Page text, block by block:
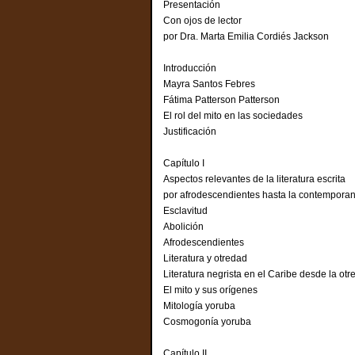
Presentación
Con ojos de lector
por Dra. Marta Emilia Cordiés Jackson
Introducción
Mayra Santos Febres
Fátima Patterson Patterson
El rol del mito en las sociedades
Justificación
Capítulo I
Aspectos relevantes de la literatura escrita
por afrodescendientes hasta la
Esclavitud
Abolición
Afrodescendientes
Literatura y otredad
Literatura negrista en el Caribe desde la
El mito y sus orígenes
Mitología yoruba
Cosmogonía yoruba